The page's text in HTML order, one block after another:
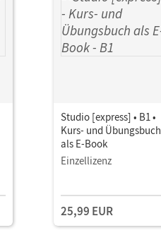
Studio [express] • B1 •
Kurs- und Übungsbuch
als E-Book
Einzellizenz
25,99 EUR